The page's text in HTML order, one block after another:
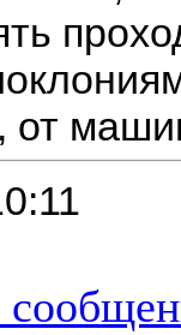
от